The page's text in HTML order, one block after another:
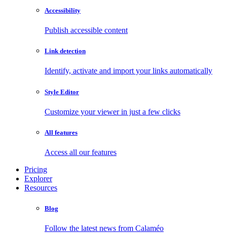
Accessibility
Publish accessible content
Link detection
Identify, activate and import your links automatically
Style Editor
Customize your viewer in just a few clicks
All features
Access all our features
Pricing
Explorer
Resources
Blog
Follow the latest news from Calaméo